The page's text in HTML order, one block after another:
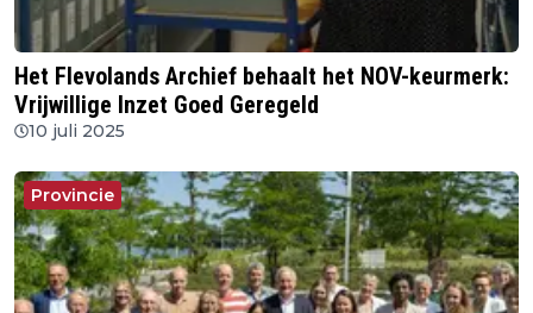
Het Flevolands Archief behaalt het NOV-keurmerk:
Vrijwillige Inzet Goed Geregeld
10 juli 2025
Provincie